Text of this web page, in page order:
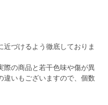
近づけるよう徹底しておりま
際の商品と若干色味や傷が異
違いもございますので、個数